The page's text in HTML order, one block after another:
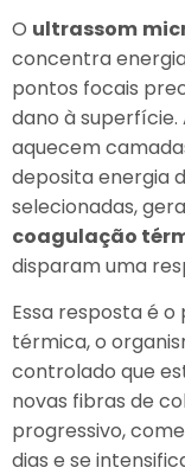
O ultrassom
concentra
pontos focais
dano à
aquecem
deposita energia
selecionadas,
coagulação
disparam uma
Essa resposta é
térmica, o
controlado que
novas fibras de
progressivo,
dias e se